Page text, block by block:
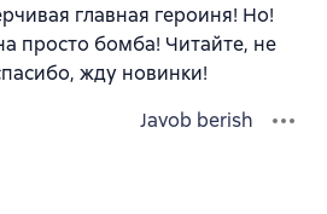
главная героиня! Но!
просто бомба! Читайте, не
жду новинки!
Javob berish